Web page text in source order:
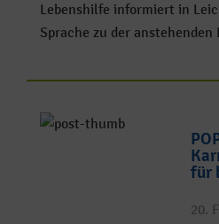
Lebenshilfe informiert in
Sprache zu der
für
20.